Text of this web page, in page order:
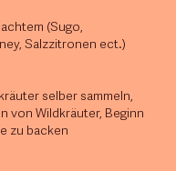
(Sugo,
Salzzitronen ect.)
selber sammeln,
vonWildkräuter, Beginn
zu backen